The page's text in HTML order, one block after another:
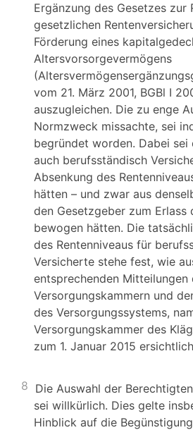
Ergänzung des Gesetzes zur
gesetzlichen
Förderung eines
Altersvorsorgevermögens
vom 21. März 2001, BGBl I
auszugleichen. Die zu enge
Normzweck missachte, sei
begründet worden. Dabei sei
auch berufsständisch
Absenkung des
hätten – und zwar aus
den Gesetzgeber zum Erlass
bewogen hätten. Die
des Rentenniveaus für
Versicherte stehe fest, wie
entsprechenden Mitteilungen
Versorgungskammern und
des Versorgungssystems,
Versorgungskammer des
zum 1. Januar 2015
8 Die Auswahl der
sei willkürlich. Dies gelte
Hinblick auf die